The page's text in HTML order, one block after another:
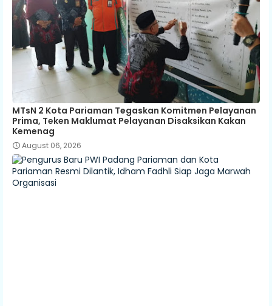
MTsN 2 Kota Pariaman Tegaskan Komitmen Pelayanan
Prima, Teken Maklumat Pelayanan Disaksikan Kakan
Kemenag
August 06, 2026